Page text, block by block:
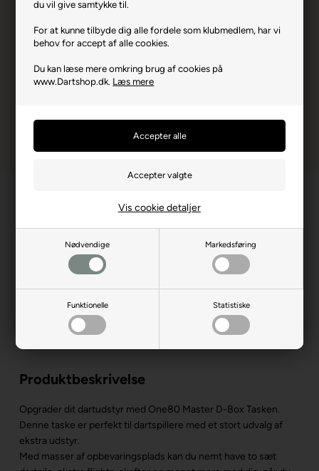
du vil give samtykke til.
For at kunne tilbyde dig alle fordele som klubmedlem, har vi
behov for accept af alle cookies.
Du kan læse mere omkring brug af cookies på
www.Dartshop.dk. Læs mere
Nødvendige Markedsføring
Funktionelle Statistiske
Vis cookie detaljer
Producent hjemmeside
Advarsler
Dart er en sport for voksne.
Produktbeskrivelse
Opgrader dit dartudstyr med One80 Master D-Box Tasken.
Denne taske er perfekt til dartspillere med et stort udvalg af
ekstra udstyr.
Med masser af opbevaringsplads kan du nemt have to sæt